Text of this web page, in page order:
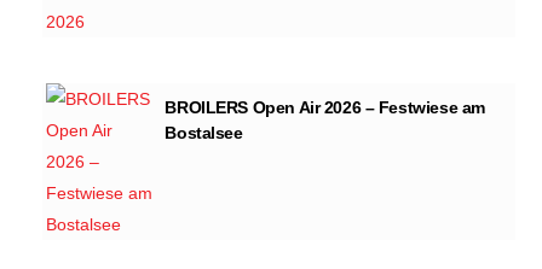
BROILERS Open Air 2026 – Festwiese am
Bostalsee